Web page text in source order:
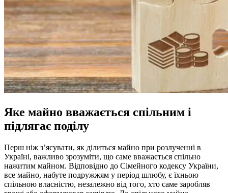
Яке майно вважається спільним і
підлягає поділу
Перш ніж з’ясувати, як ділиться майно при розлученні в
Україні, важливо зрозуміти, що саме вважається спільно
нажитим майном. Відповідно до Сімейного кодексу України,
все майно, набуте подружжям у період шлюбу, є їхньою
спільною власністю, незалежно від того, хто саме заробляв